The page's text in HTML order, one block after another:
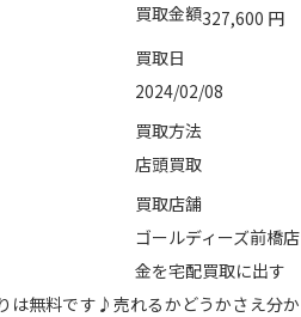
買取金額327,600 円
買取日
2024/02/08
買取方法
店頭買取
買取店舗
ゴールディーズ前橋店
金を宅配買取に出す
は無料です♪売れるかどうかさえ分か